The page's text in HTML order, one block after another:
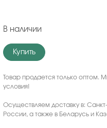
В наличии
Купить
Товар продается только оптом.
условия!
Осуществляем доставку в:
России, а также в Беларусь и